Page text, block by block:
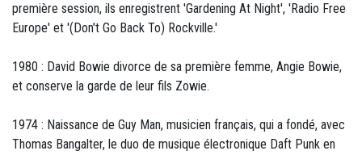
première session, ils enregistrent 'Gardening At Night', 'Radio Free
Europe' et '(Don't Go Back To) Rockville.'
1980 : David Bowie divorce de sa première femme, Angie Bowie,
et conserve la garde de leur fils Zowie.
1974 : Naissance de Guy Man, musicien français, qui a fondé, avec
Thomas Bangalter, le duo de musique électronique Daft Punk en